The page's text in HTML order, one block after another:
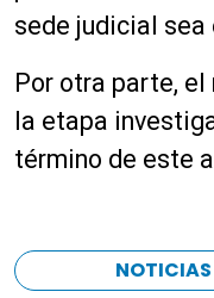
r
e
a
u
d
sede judicial sea
Por otra parte,
la etapa
término de este